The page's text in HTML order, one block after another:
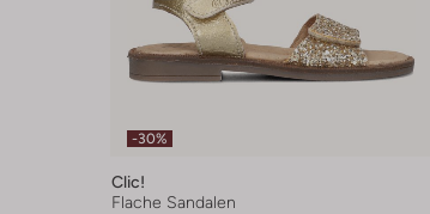
-30%
Clic!
Flache Sandalen